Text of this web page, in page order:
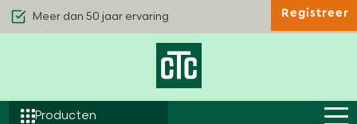
Kwaliteit & Comfort
Producten
Registreer